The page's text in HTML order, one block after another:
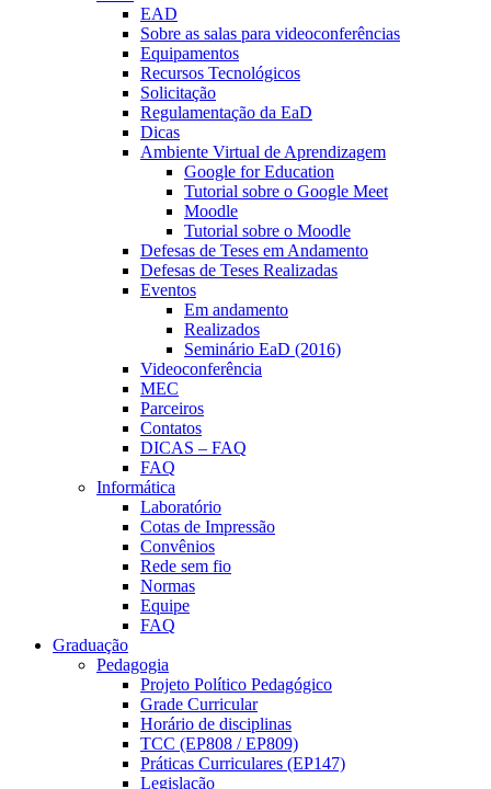
EAD
Sobre as salas para videoconferências
Equipamentos
Recursos Tecnológicos
Solicitação
Regulamentação da EaD
Dicas
Ambiente Virtual de Aprendizagem
Google for Education
Tutorial sobre o Google Meet
Moodle
Tutorial sobre o Moodle
Defesas de Teses em Andamento
Defesas de Teses Realizadas
Eventos
Em andamento
Realizados
Seminário EaD (2016)
Videoconferência
MEC
Parceiros
Contatos
DICAS – FAQ
FAQ
Informática
Laboratório
Cotas de Impressão
Convênios
Rede sem fio
Normas
Equipe
FAQ
Graduação
Pedagogia
Projeto Político Pedagógico
Grade Curricular
Horário de disciplinas
TCC (EP808 / EP809)
Práticas Curriculares (EP147)
Legislação